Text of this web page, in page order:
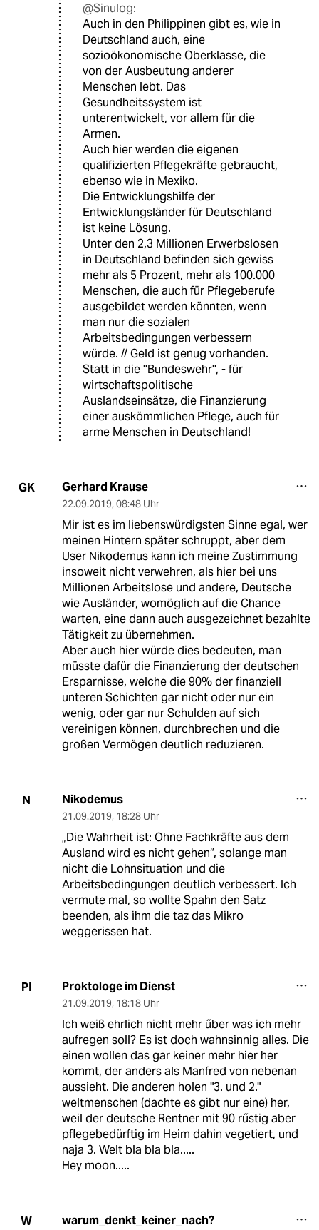
@Sinulog:
Auch in den Philippinen gibt es, wie in
Deutschland auch, eine
sozioökonomische Oberklasse, die
von der Ausbeutung anderer
Menschen lebt. Das
Gesundheitssystem ist
unterentwickelt, vor allem für die
Armen.
Auch hier werden die eigenen
qualifizierten Pflegekräfte gebraucht,
ebenso wie in Mexiko.
Die Entwicklungshilfe der
Entwicklungsländer für Deutschland
ist keine Lösung.
Unter den 2,3 Millionen Erwerbslosen
in Deutschland befinden sich gewiss
mehr als 5 Prozent, mehr als 100.000
Menschen, die auch für Pflegeberufe
ausgebildet werden könnten, wenn
man nur die sozialen
Arbeitsbedingungen verbessern
würde. // Geld ist genug vorhanden.
Statt in die ''Bundeswehr'', - für
wirtschaftspolitische
Auslandseinsätze, die Finanzierung
einer auskömmlichen Pflege, auch für
arme Menschen in Deutschland!
GK Gerhard Krause
22.09.2019, 08:48 Uhr
Mir ist es im liebenswürdigsten Sinne egal, wer
meinen Hintern später schruppt, aber dem
User Nikodemus kann ich meine Zustimmung
insoweit nicht verwehren, als hier bei uns
Millionen Arbeitslose und andere, Deutsche
wie Ausländer, womöglich auf die Chance
warten, eine dann auch ausgezeichnet bezahlte
Tätigkeit zu übernehmen.
Aber auch hier würde dies bedeuten, man
müsste dafür die Finanzierung der deutschen
Ersparnisse, welche die 90% der finanziell
unteren Schichten gar nicht oder nur ein
wenig, oder gar nur Schulden auf sich
vereinigen können, durchbrechen und die
großen Vermögen deutlich reduzieren.
N Nikodemus
21.09.2019, 18:28 Uhr
„Die Wahrheit ist: Ohne Fachkräfte aus dem
Ausland wird es nicht gehen“, solange man
nicht die Lohnsituation und die
Arbeitsbedingungen deutlich verbessert. Ich
vermute mal, so wollte Spahn den Satz
beenden, als ihm die taz das Mikro
weggerissen hat.
PI Proktologe im Dienst
21.09.2019, 18:18 Uhr
Ich weiß ehrlich nicht mehr űber was ich mehr
aufregen soll? Es ist doch wahnsinnig alles. Die
einen wollen das gar keiner mehr hier her
kommt, der anders als Manfred von nebenan
aussieht. Die anderen holen "3. und 2."
weltmenschen (dachte es gibt nur eine) her,
weil der deutsche Rentner mit 90 rűstig aber
pflegebedürftig im Heim dahin vegetiert, und
naja 3. Welt bla bla bla.....
Hey moon.....
W warum_denkt_keiner_nach?